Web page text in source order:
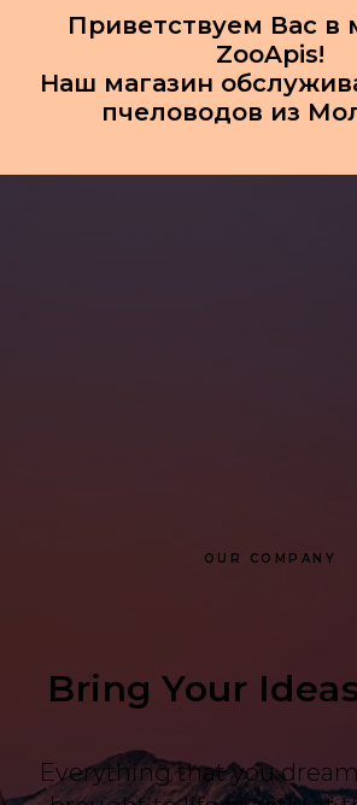
Приветствуем Вас в
ZooApis!
Наш магазин
пчеловодов из
OUR COMPANY
Bring Your
Everything that you